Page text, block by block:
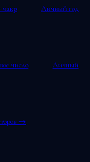
чакр
Личный год
число
Личный
→